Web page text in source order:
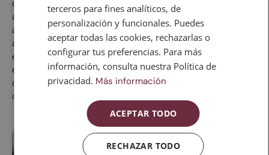
de vida saludable e incluir en la dieta alimentos ricos en
antioxidantes y ácidos grasos omega 3, mantener el cerebro
activo con actividades que nos resulten estimulantes (leer,
aprender idiomas, practicar juegos mentales, etc.) y evitar el
estrés son algunas medidas que pueden ayudar a combatir
estos síntomas. En nuestro centro contamos con expertos
que ofrecen asesoramiento y diversas técnicas y terapias
que pueden ser útiles
terceros para fines analíticos, de
personalización y funcionales. Puedes
aceptar todas las cookies, rechazarlas o
configurar tus preferencias. Para más
información, consulta nuestra Política de
privacidad. Más información
ACEPTAR TODO
RECHAZAR TODO